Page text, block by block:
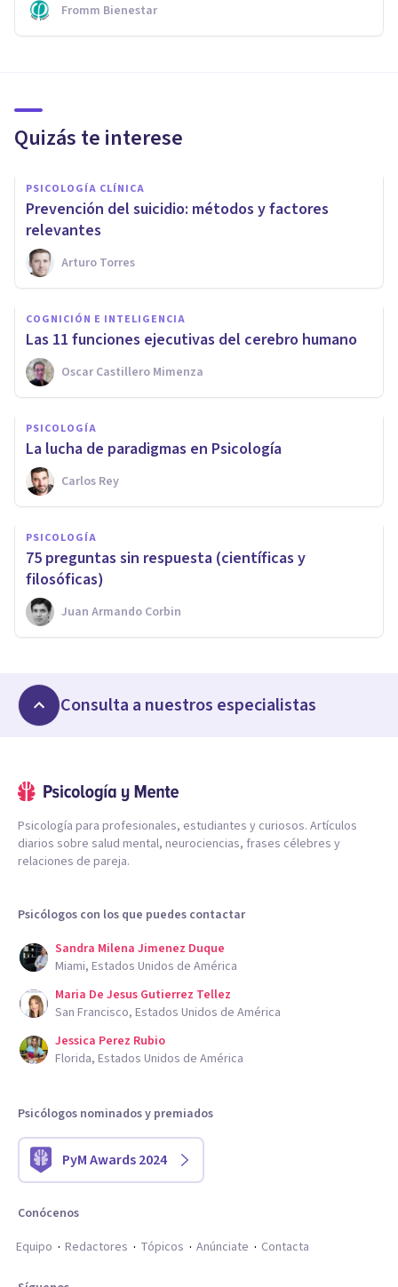
Fromm Bienestar
Quizás te interese
PSICOLOGÍA CLÍNICA
Prevención del suicidio: métodos y factores
relevantes
Arturo Torres
COGNICIÓN E INTELIGENCIA
Las 11 funciones ejecutivas del cerebro humano
Oscar Castillero Mimenza
PSICOLOGÍA
La lucha de paradigmas en Psicología
Carlos Rey
PSICOLOGÍA
75 preguntas sin respuesta (científicas y
filosóficas)
Juan Armando Corbin
Consulta a nuestros especialistas
Psicología para profesionales, estudiantes y curiosos. Artículos
diarios sobre salud mental, neurociencias, frases célebres y
relaciones de pareja.
Psicólogos con los que puedes contactar
Sandra Milena Jimenez Duque
Miami, Estados Unidos de América
Maria De Jesus Gutierrez Tellez
San Francisco, Estados Unidos de América
Jessica Perez Rubio
Florida, Estados Unidos de América
Psicólogos nominados y premiados
PyM Awards 2024
Conócenos
Equipo
Redactores Tópicos Anúnciate Contacta